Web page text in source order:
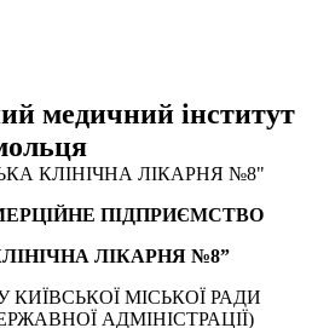
медичний інститут
ПІДПРИЄМСТВО
ЛІКАРНЯ №8”
МІСЬКОЇ РАДИ
АДМІНІСТРАЦІЇ)